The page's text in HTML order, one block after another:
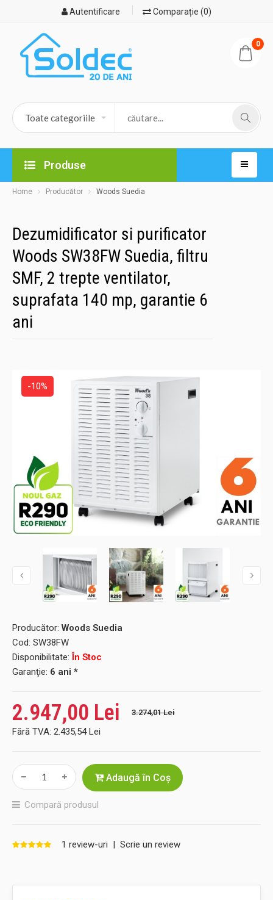
Autentificare Comparație (0)
0
Produse
Home Producător Woods Suedia
Dezumidificator si purificator
Woods SW38FW Suedia, filtru
SMF, 2 trepte ventilator,
suprafata 140 mp, garantie 6
ani
-10%
Producător: Woods Suedia
Cod: SW38FW
Disponibilitate: În Stoc
Garanţie: 6 ani *
2.947,00 Lei 3.274,01 Lei
Fără TVA: 2.435,54 Lei
Adaugă în Coş
Compară produsul
1 review-uri | Scrie un review